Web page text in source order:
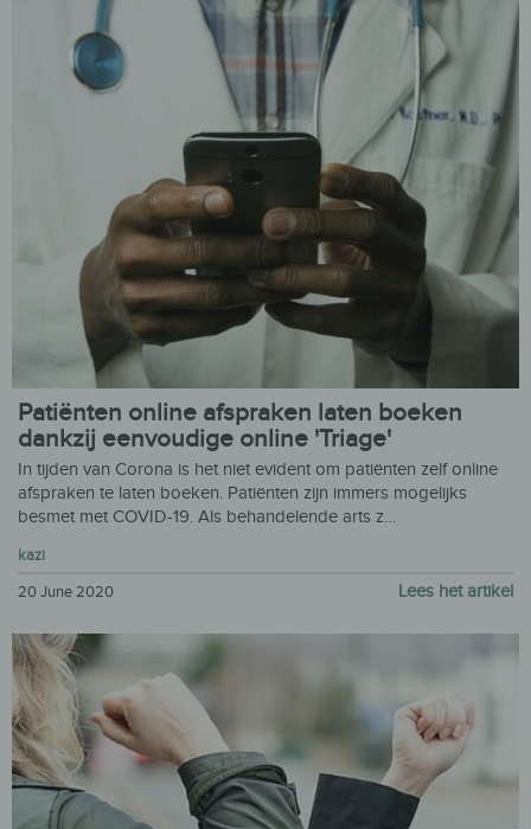
Patiënten online afspraken laten boeken
dankzij eenvoudige online 'Triage'
In tijden van Corona is het niet evident om patiënten zelf online
afspraken te laten boeken. Patiënten zijn immers mogelijks
besmet met COVID-19. Als behandelende arts z…
kazi
20 June 2020 Lees het artikel